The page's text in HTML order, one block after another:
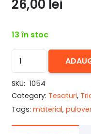
26,00 lei
13 în stoc
Cantitate
Tricot
subtire
pulover
Waves
Violet
SKU: 1054
Category: Tesaturi,
Tags: material,